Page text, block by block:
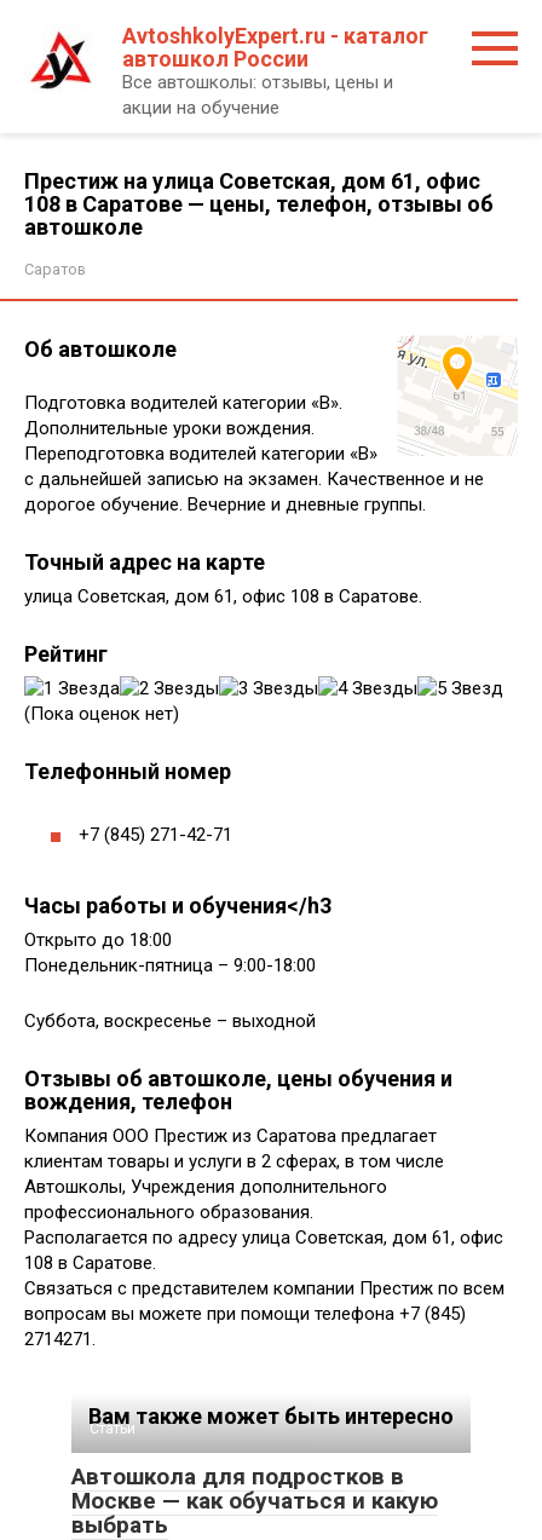
контенту
AvtoshkolyExpert.ru - каталог
автошкол России
Все автошколы: отзывы, цены и
акции на обучение
Престиж на улица Советская, дом 61, офис
108 в Саратове — цены, телефон, отзывы об
автошколе
Саратов
Об автошколе
Подготовка водителей категории «В».
Дополнительные уроки вождения.
Переподготовка водителей категории «В»
с дальнейшей записью на экзамен. Качественное и не
дорогое обучение. Вечерние и дневные группы.
Точный адрес на карте
улица Советская, дом 61, офис 108 в Саратове.
Рейтинг
(Пока оценок нет)
Телефонный номер
+7 (845) 271-42-71
Часы работы и обучения</h3
Открыто до 18:00
Понедельник-пятница – 9:00-18:00
Суббота, воскресенье – выходной
Отзывы об автошколе, цены обучения и
вождения, телефон
Компания ООО Престиж из Саратова предлагает
клиентам товары и услуги в 2 сферах, в том числе
Автошколы, Учреждения дополнительного
профессионального образования.
Располагается по адресу улица Советская, дом 61, офис
108 в Саратове.
Связаться с представителем компании Престиж по всем
вопросам вы можете при помощи телефона +7 (845)
2714271.
Вам также может быть интересно
Статьи
Автошкола для подростков в
Москве — как обучаться и какую
выбрать